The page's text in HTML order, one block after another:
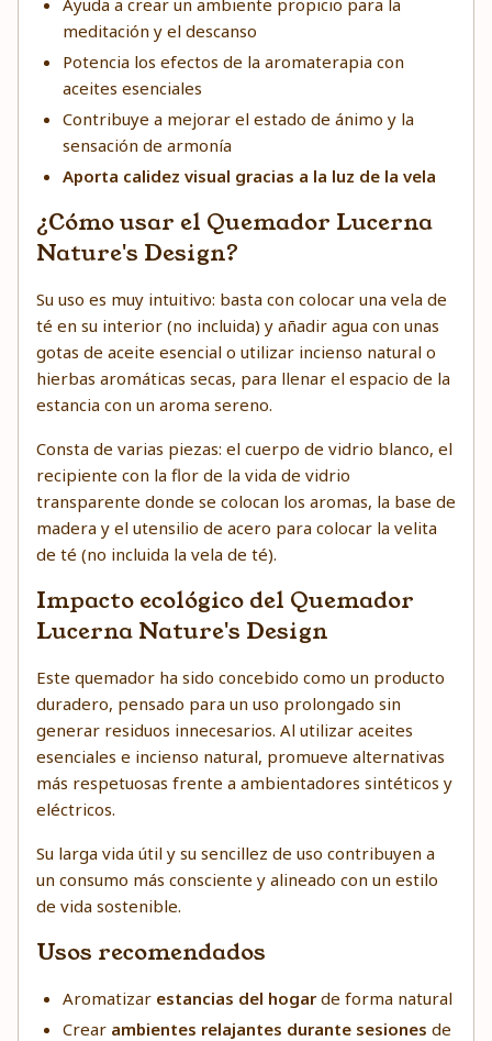
Ayuda a crear un ambiente propicio para la
meditación y el descanso
Potencia los efectos de la aromaterapia con
aceites esenciales
Contribuye a mejorar el estado de ánimo y la
sensación de armonía
Aporta calidez visual gracias a la luz de la vela
¿Cómo usar el Quemador Lucerna
Nature's Design?
Su uso es muy intuitivo: basta con colocar una vela de
té en su interior (no incluida) y añadir agua con unas
gotas de aceite esencial o utilizar incienso natural o
hierbas aromáticas secas, para llenar el espacio de la
estancia con un aroma sereno.
Consta de varias piezas: el cuerpo de vidrio blanco, el
recipiente con la flor de la vida de vidrio
transparente donde se colocan los aromas, la base de
madera y el utensilio de acero para colocar la velita
de té (no incluida la vela de té).
Impacto ecológico del Quemador
Lucerna Nature's Design
Este quemador ha sido concebido como un producto
duradero, pensado para un uso prolongado sin
generar residuos innecesarios. Al utilizar aceites
esenciales e incienso natural, promueve alternativas
más respetuosas frente a ambientadores sintéticos y
eléctricos.
Su larga vida útil y su sencillez de uso contribuyen a
un consumo más consciente y alineado con un estilo
de vida sostenible.
Usos recomendados
Aromatizar estancias del hogarde forma natural
Crear ambientes relajantes durante sesiones de